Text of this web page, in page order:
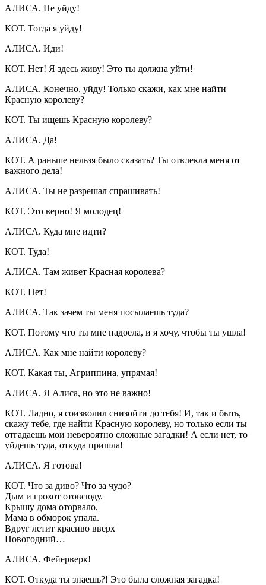
АЛИСА. Не уйду!
КОТ. Тогда я уйду!
АЛИСА. Иди!
КОТ. Нет! Я здесь живу! Это ты должна уйти!
АЛИСА. Конечно, уйду! Только скажи, как мне найти
Красную королеву?
КОТ. Ты ищешь Красную королеву?
АЛИСА. Да!
КОТ. А раньше нельзя было сказать? Ты отвлекла меня от
важного дела!
АЛИСА. Ты не разрешал спрашивать!
КОТ. Это верно! Я молодец!
АЛИСА. Куда мне идти?
КОТ. Туда!
АЛИСА. Там живет Красная королева?
КОТ. Нет!
АЛИСА. Так зачем ты меня посылаешь туда?
КОТ. Потому что ты мне надоела, и я хочу, чтобы ты ушла!
АЛИСА. Как мне найти королеву?
КОТ. Какая ты, Агриппина, упрямая!
АЛИСА. Я Алиса, но это не важно!
КОТ. Ладно, я соизволил снизойти до тебя! И, так и быть,
скажу тебе, где найти Красную королеву, но только если ты
отгадаешь мои невероятно сложные загадки! А если нет, то
уйдешь туда, откуда пришла!
АЛИСА. Я готова!
КОТ. Что за диво? Что за чудо?
Дым и грохот отовсюду.
Крышу дома оторвало,
Мама в обморок упала.
Вдруг летит красиво вверх
Новогодний…
АЛИСА. Фейерверк!
КОТ. Откуда ты знаешь?! Это была сложная загадка!